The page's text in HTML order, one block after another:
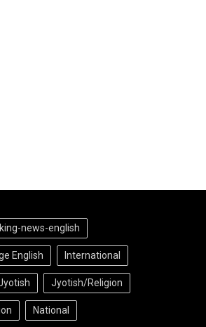
news-english
English International
Jyotish/Religion
National